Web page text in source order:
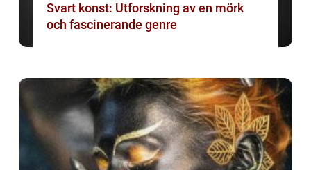
Svart konst: Utforskning av en mörk
och fascinerande genre